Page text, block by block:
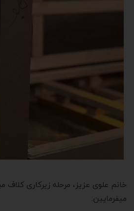
خانم علوی عزیز، مرحله زیرکاری کلاف
میفرمایین: